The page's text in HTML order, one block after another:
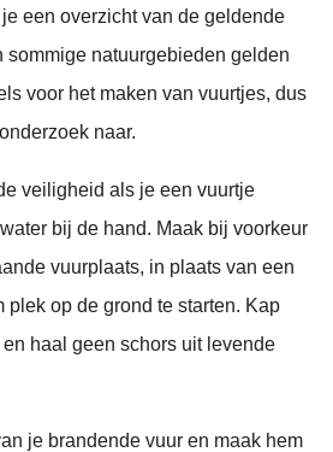
een overzicht van de geldende
sommige natuurgebieden gelden
voor het maken van vuurtjes, dus
naar.
veiligheid als je een vuurtje
bij de hand. Maak bij voorkeur
vuurplaats, in plaats van een
plek op de grond te starten. Kap
haal geen schors uit levende
je brandende vuur en maak hem